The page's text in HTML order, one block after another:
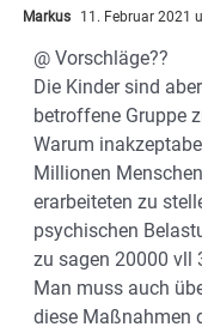
Markus 11. Februar 2021
@ Vorschläge??
Die Kinder sind
betroffene Gruppe
Warum
Millionen
erarbeiteten zu
psychischen
zu sagen 20000 vll
Man muss auch
diese Maßnahmen